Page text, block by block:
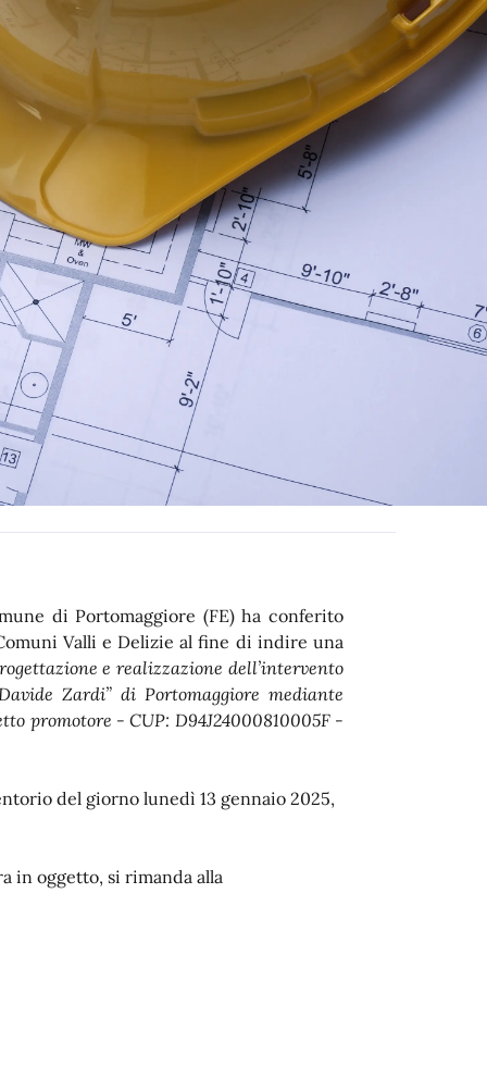
di Portomaggiore (FE) ha conferito
Valli e Delizie al fine di indire una
e realizzazione dell’intervento
Zardi” di Portomaggiore mediante
promotore - CUP: D94J24000810005F -
del giorno lunedì 13 gennaio 2025,
in oggetto, si rimanda alla